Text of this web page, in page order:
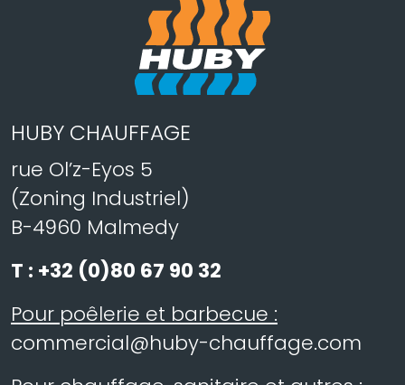
HUBY CHAUFFAGE
rue Ol’z-Eyos 5
(Zoning Industriel)
B-4960 Malmedy
T : +32 (0)80 67 90 32
Pour poêlerie et barbecue :
commercial@huby-chauffage.com